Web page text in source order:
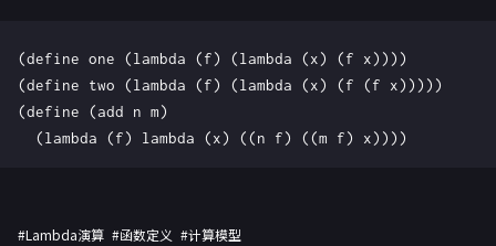
(define one (lambda (f) (lambda (x) (f x))))
(define two (lambda (f) (lambda (x) (f (f x)))))
(define (add n m)
#Lambda演算 #函数定义 #计算模型